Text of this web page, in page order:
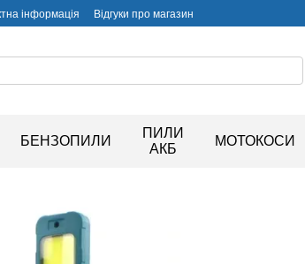
інформація Відгуки про магазин
БЕНЗОПИЛИ
ПИЛИ
АКБ
МОТОКОСИ